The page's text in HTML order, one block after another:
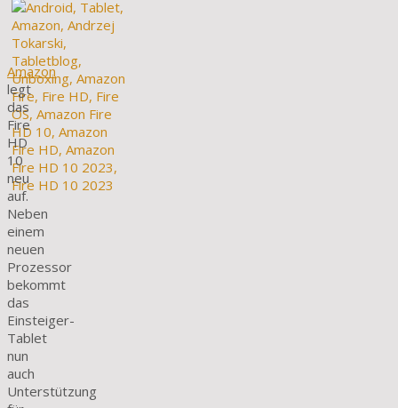
Amazon
legt
das
Fire
HD
10
neu
auf.
Neben
einem
neuen
Prozessor
bekommt
das
Einsteiger-
Tablet
nun
auch
Unterstützung